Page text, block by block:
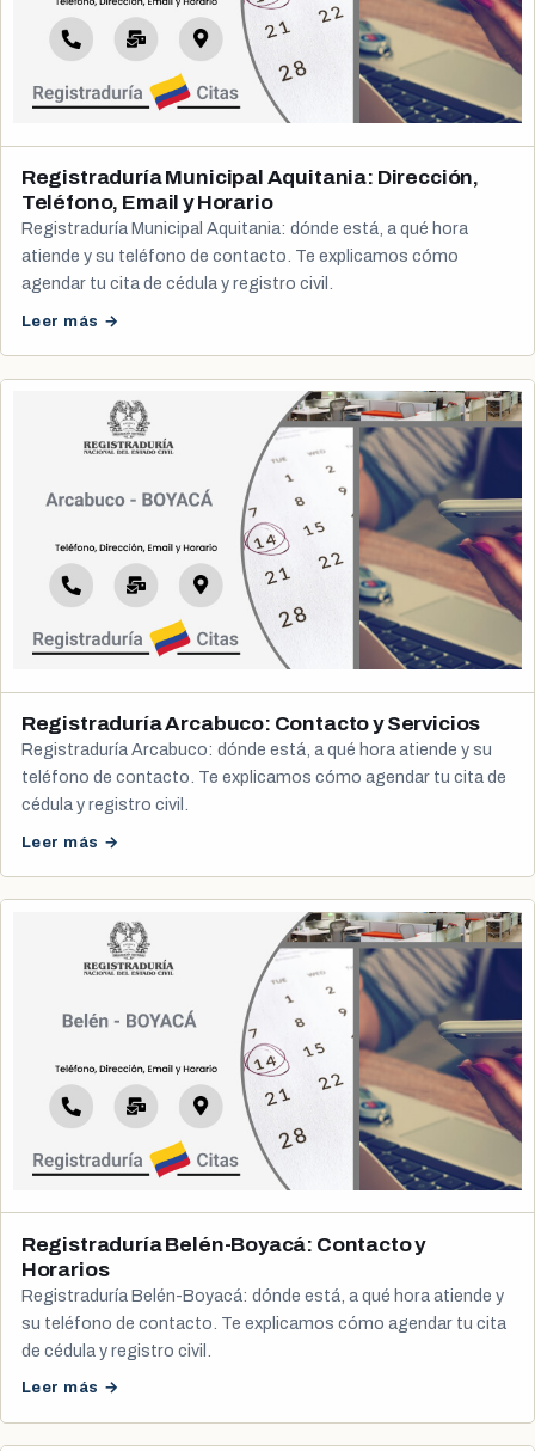
Registraduría Municipal Aquitania: Dirección,
Teléfono, Email y Horario
Registraduría Municipal Aquitania: dónde está, a qué hora
atiende y su teléfono de contacto. Te explicamos cómo
agendar tu cita de cédula y registro civil.
Leer más →
Registraduría Arcabuco: Contacto y Servicios
Registraduría Arcabuco: dónde está, a qué hora atiende y su
teléfono de contacto. Te explicamos cómo agendar tu cita de
cédula y registro civil.
Leer más →
Registraduría Belén-Boyacá: Contacto y
Horarios
Registraduría Belén-Boyacá: dónde está, a qué hora atiende y
su teléfono de contacto. Te explicamos cómo agendar tu cita
de cédula y registro civil.
Leer más →